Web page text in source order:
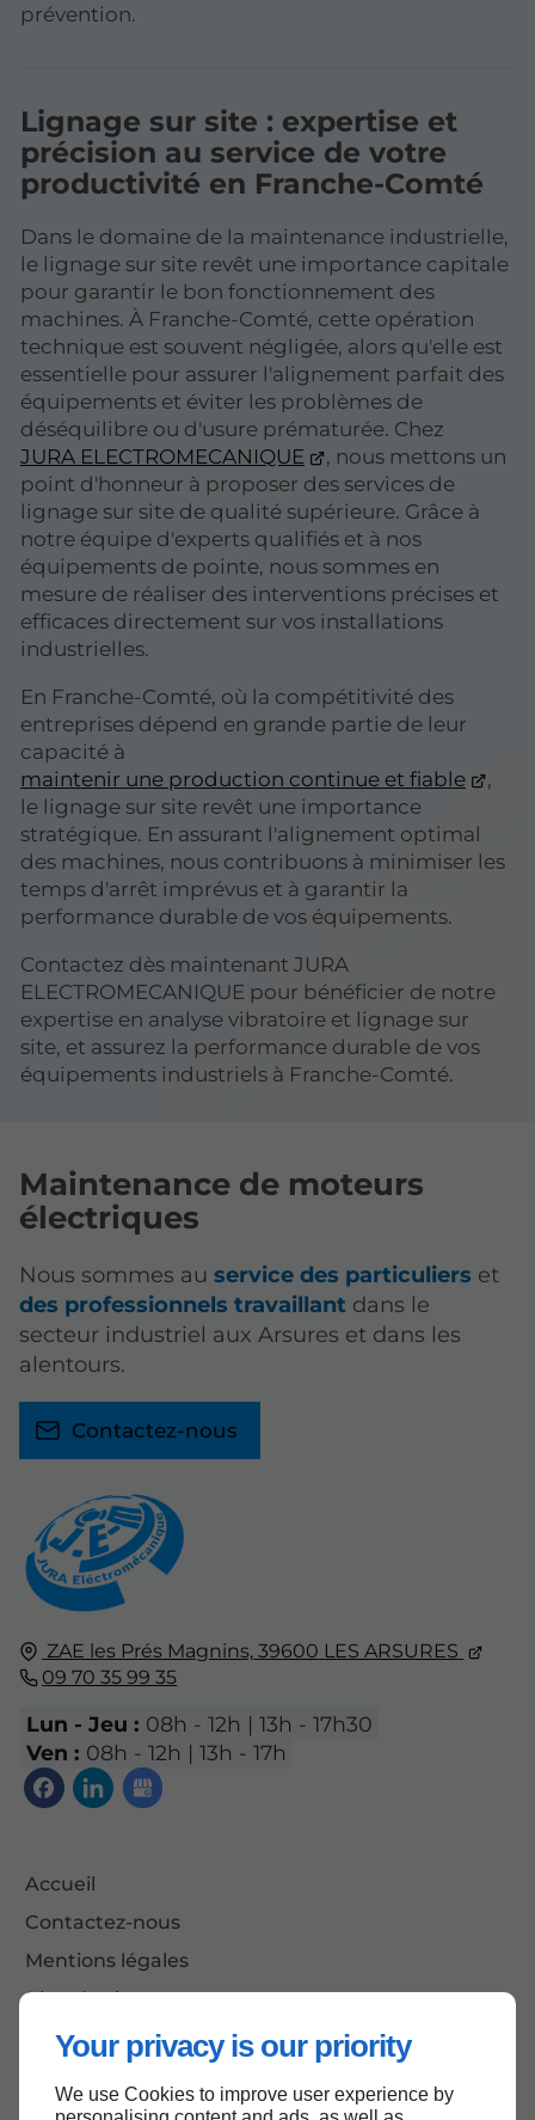
Your privacy is our priority
We use Cookies to improve user experience by
prévention.
Lignage sur site : expertise et
précision au service de votre
productivité en Franche-Comté
Dans le domaine de la maintenance industrielle,
le lignage sur site revêt une importance capitale
pour garantir le bon fonctionnement des
machines. À Franche-Comté, cette opération
technique est souvent négligée, alors qu'elle est
essentielle pour assurer l'alignement parfait des
équipements et éviter les problèmes de
déséquilibre ou d'usure prématurée. Chez
JURA ELECTROMECANIQUE
, nous mettons un
point d'honneur à proposer des services de
lignage sur site de qualité supérieure. Grâce à
notre équipe d'experts qualifiés et à nos
équipements de pointe, nous sommes en
mesure de réaliser des interventions précises et
efficaces directement sur vos installations
industrielles.
En Franche-Comté, où la compétitivité des
entreprises dépend en grande partie de leur
capacité à
maintenir une production continue et fiable
,
le lignage sur site revêt une importance
stratégique. En assurant l'alignement optimal
des machines, nous contribuons à minimiser les
temps d'arrêt imprévus et à garantir la
performance durable de vos équipements.
Contactez dès maintenant JURA
ELECTROMECANIQUE pour bénéficier de notre
expertise en analyse vibratoire et lignage sur
site, et assurez la performance durable de vos
équipements industriels à Franche-Comté.
ZAE les Prés Magnins, 39600 LES ARSURES
09 70 35 99 35
Lun - Jeu : 08h - 12h | 13h - 17h30
Ven : 08h - 12h | 13h - 17h
Accueil
Contactez-nous
Mentions légales
Plan du site
Maintenance de moteurs
électriques
Nous sommes au service des particuliers et
des professionnels travaillant dans le
secteur industriel aux Arsures et dans les
alentours.
Contactez-nous
Haut de page